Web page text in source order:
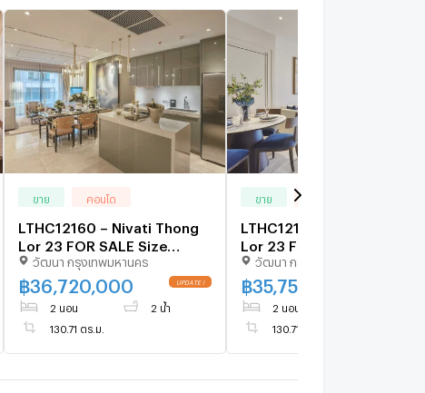
ขาย คอนโด
LTHC12160 – Nivati Thong
Lor 23 FOR SALE Size
130.71 sqm. 2 beds 2 baths
Near BTS Thong Lor Station
ONLY 36.72 MB
วัฒนา กรุงเทพมหานคร
฿36,720,000
2 นอน 2 น้ำ
130.71 ตร.ม.
ขาย
LTHC12161 – Nivati Thong
Lor 23 FOR SALE Size
130.71 sqm. 2 beds 2 baths
Near BTS Thong Lor
ONLY 35.75 MB
วัฒนา กรุงเทพมหานคร
฿35,750,000
2 นอน
130.71 ตร.ม.